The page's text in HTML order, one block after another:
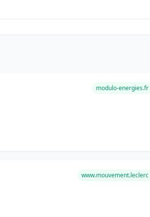
modulo-energies.fr
www.mouvement.leclerc